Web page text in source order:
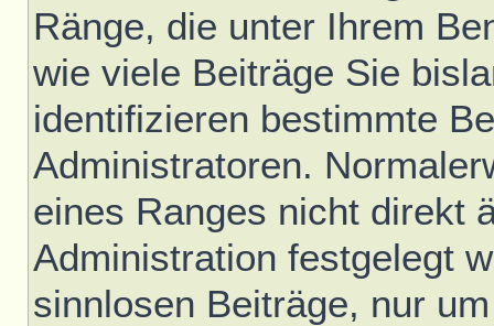
Ränge, die unter Ihrem
wie viele Beiträge Sie
identifizieren bestimmte
Administratoren.
eines Ranges nicht direkt
Administration festgelegt
sinnlosen Beiträge, nur